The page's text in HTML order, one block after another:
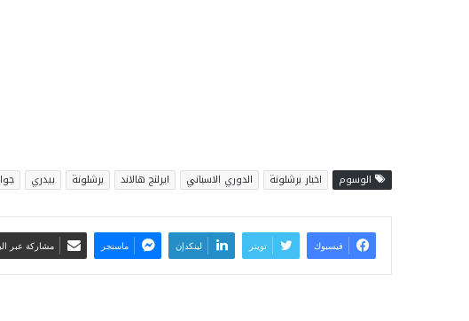
الوسوم اخبار برشلونة الدوري الاسباني ايرلنج هالاند برشلونة بيدري
فيسبوك تويتر لينكدإن ماسنجر مشاركة عبر